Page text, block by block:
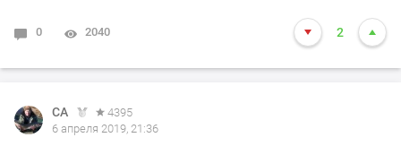
0 2040 2
СА
4395
6 апреля 2019, 21:36